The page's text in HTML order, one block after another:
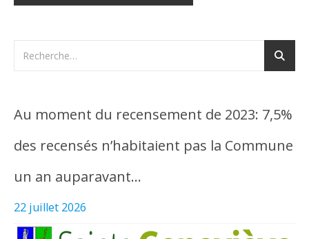
Au moment du recensement de 2023: 7,5%
des recensés n’habitaient pas la Commune
un an auparavant…
22 juillet 2026